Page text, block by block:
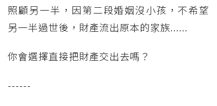
照顧另一半，因第二段婚姻沒小孩，不希望
另一半過世後，財產流出原本的家族......
你會選擇直接把財產交出去嗎？
------